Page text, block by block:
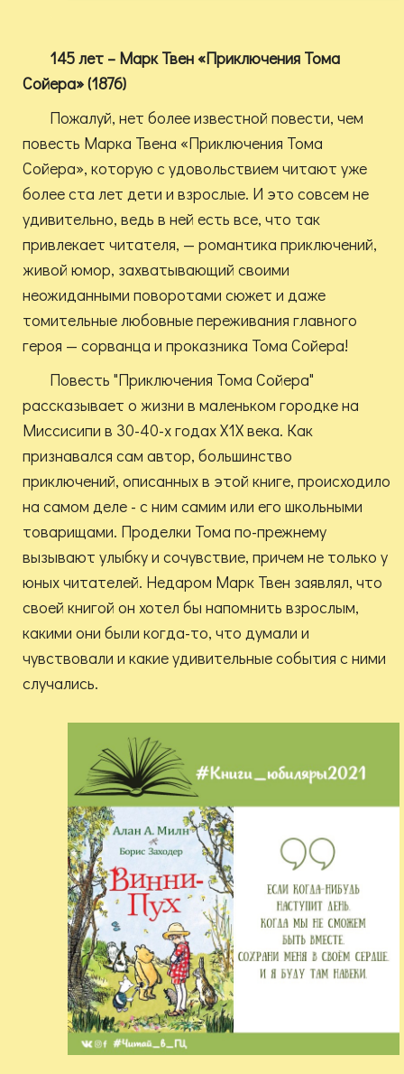
145 лет – Марк Твен «Приключения Тома
Сойера» (1876)
Пожалуй, нет более известной повести, чем
повесть Марка Твена «Приключения Тома
Сойера», которую с удовольствием читают уже
более ста лет дети и взрослые. И это совсем не
удивительно, ведь в ней есть все, что так
привлекает читателя, — романтика приключений,
живой юмор, захватывающий своими
неожиданными поворотами сюжет и даже
томительные любовные переживания главного
героя — сорванца и проказника Тома Сойера!
Повесть "Приключения Тома Сойера"
рассказывает о жизни в маленьком городке на
Миссисипи в 30-40-х годах Х1Х века. Как
признавался сам автор, большинство
приключений, описанных в этой книге, происходило
на самом деле - с ним самим или его школьными
товарищами. Проделки Тома по-прежнему
вызывают улыбку и сочувствие, причем не только у
юных читателей. Недаром Марк Твен заявлял, что
своей книгой он хотел бы напомнить взрослым,
какими они были когда-то, что думали и
чувствовали и какие удивительные события с ними
случались.